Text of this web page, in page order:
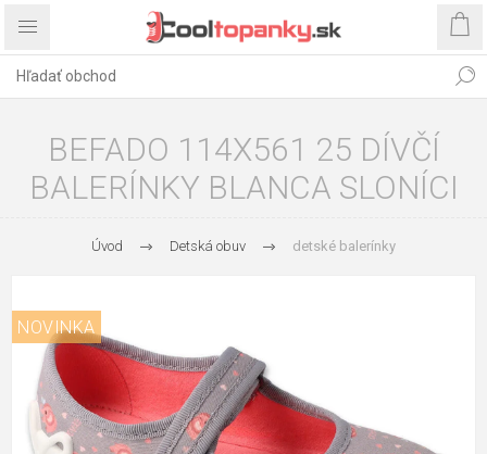
BEFADO 114X561 25 DÍVČÍ
BALERÍNKY BLANCA SLONÍCI
Úvod Detská obuv detské balerínky
NOVINKA